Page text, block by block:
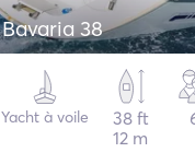
Bavaria 38
Yacht à voile
38 ft
12 m